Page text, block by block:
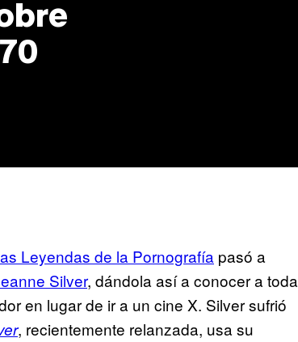
Leyendas de la Pornografía pasó a
Silver, dándola así a conocer a toda
en lugar de ir a un cine X. Silver sufrió
, recientemente relanzada, usa su